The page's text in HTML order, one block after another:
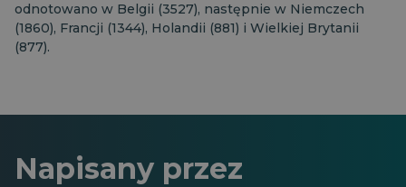
odnotowano w Belgii (3527), następnie w Niemczech
(1860), Francji (1344), Holandii (881) i Wielkiej Brytanii
(877).
Napisany przez